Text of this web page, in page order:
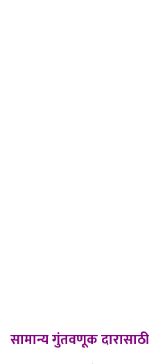
सामान्य गुंतवणूक